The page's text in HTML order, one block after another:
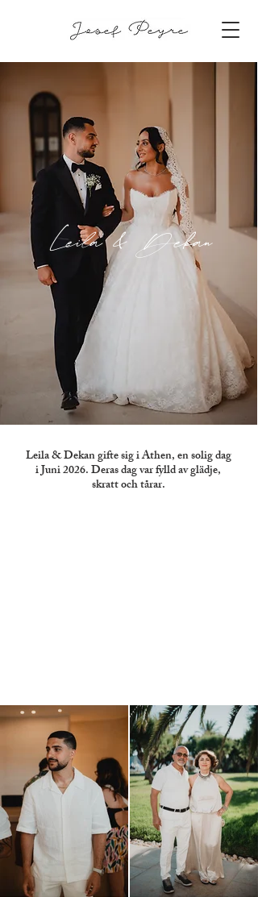
Leila & Dekan
Leila & Dekan gifte sig i Athen, en solig dag
i Juni 2026. Deras dag var fylld av glädje,
skratt och tårar.